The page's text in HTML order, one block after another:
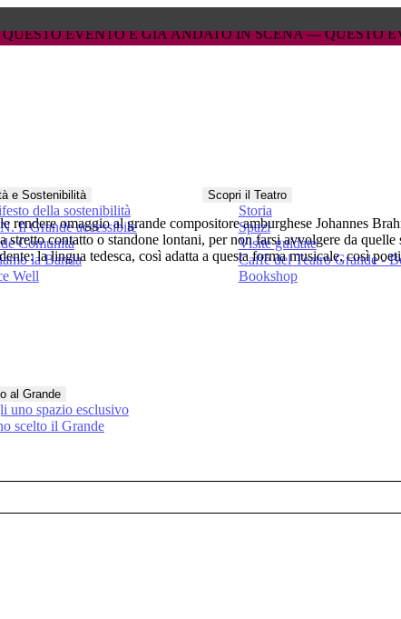
e Sostenibilità
della sostenibilità
Il Grande accessibile
Comunità
la Banda
Well
Scopri il Teatro
Storia
Spazi
Visite guidate
Caffè del Teatro Grande -
Bookshop
al Grande
uno spazio esclusivo
scelto il Grande
omaggio al grande compositore amburghese Johannes
stretto contatto o standone lontani, per non farsi avvolgere da
la lingua tedesca, così adatta a questa forma musicale, così
ANDATO IN SCENA — QUESTO EVENTO È GIÀ
ANDATO IN SCENA — QUESTO EVENTO È GIÀ